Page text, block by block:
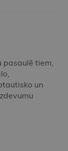
tiem,
un